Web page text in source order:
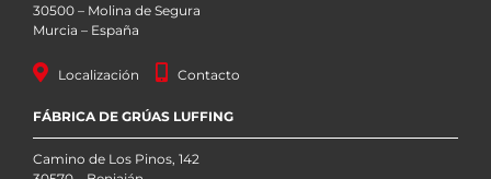
30500 – Molina de Segura
Murcia – España
Localización Contacto
FÁBRICA DE GRÚAS LUFFING
Camino de Los Pinos, 142